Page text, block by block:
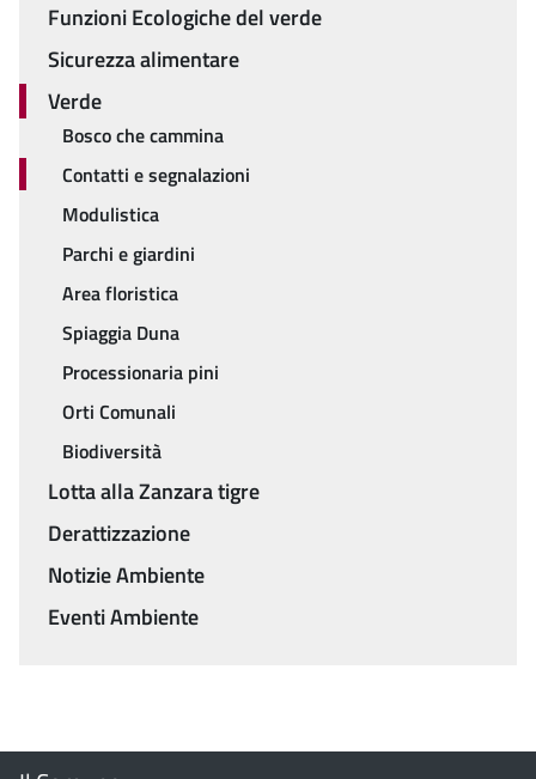
Funzioni Ecologiche del verde
Sicurezza alimentare
Verde
Bosco che cammina
Contatti e segnalazioni
Modulistica
Parchi e giardini
Area floristica
Spiaggia Duna
Processionaria pini
Orti Comunali
Biodiversità
Lotta alla Zanzara tigre
Derattizzazione
Notizie Ambiente
Eventi Ambiente